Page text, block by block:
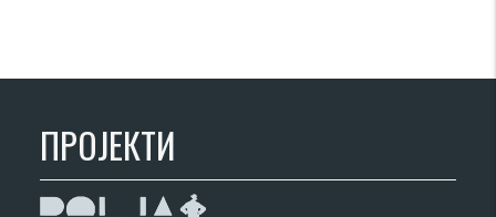
ПРОЈЕКТИ